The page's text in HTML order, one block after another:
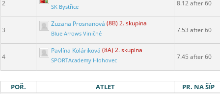
2 SK Bystřice 8.12 after 60
3
Zuzana Prosnanová (8B) 2. skupina
Blue Arrows Viničné 7.53 after 60
4
Pavlína Koláriková (8A) 2. skupina
SPORTAcademy Hlohovec 7.45 after 60
POŘ. ATLET PR. NA ŠÍP